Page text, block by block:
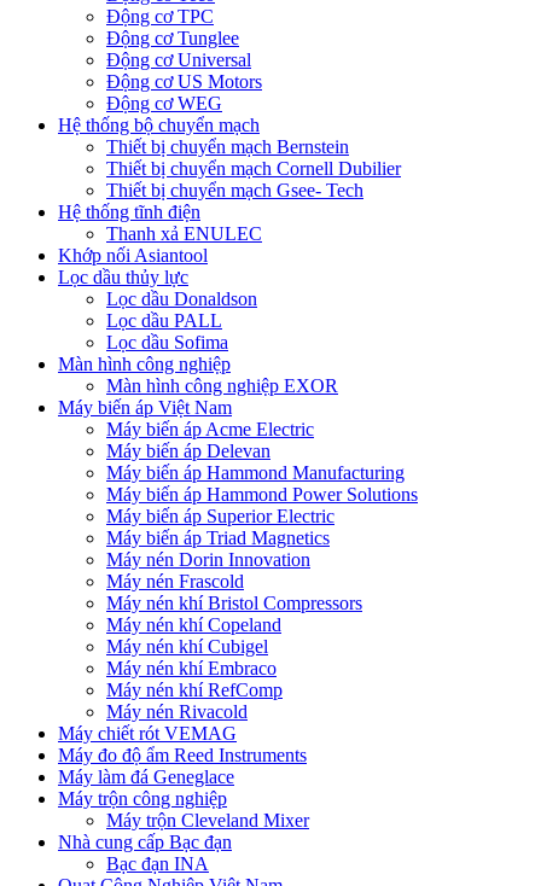
Động cơ TPC
Động cơ Tunglee
Động cơ Universal
Động cơ US Motors
Động cơ WEG
Hệ thống bộ chuyển mạch
Thiết bị chuyển mạch Bernstein
Thiết bị chuyển mạch Cornell Dubilier
Thiết bị chuyển mạch Gsee- Tech
Hệ thống tĩnh điện
Thanh xả ENULEC
Khớp nối Asiantool
Lọc dầu thủy lực
Lọc dầu Donaldson
Lọc dầu PALL
Lọc dầu Sofima
Màn hình công nghiệp
Màn hình công nghiệp EXOR
Máy biến áp Việt Nam
Máy biến áp Acme Electric
Máy biến áp Delevan
Máy biến áp Hammond Manufacturing
Máy biến áp Hammond Power Solutions
Máy biến áp Superior Electric
Máy biến áp Triad Magnetics
Máy nén Dorin Innovation
Máy nén Frascold
Máy nén khí Bristol Compressors
Máy nén khí Copeland
Máy nén khí Cubigel
Máy nén khí Embraco
Máy nén khí RefComp
Máy nén Rivacold
Máy chiết rót VEMAG
Máy đo độ ẩm Reed Instruments
Máy làm đá Geneglace
Máy trộn công nghiệp
Máy trộn Cleveland Mixer
Nhà cung cấp Bạc đạn
Bạc đạn INA